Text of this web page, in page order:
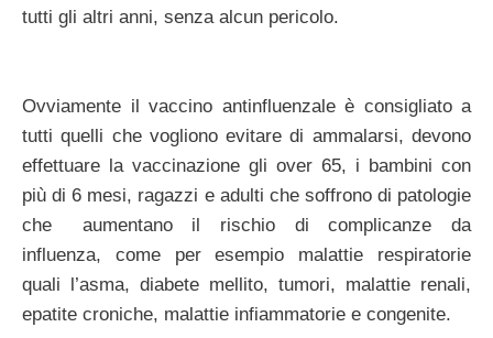
tutti gli altri anni, senza alcun pericolo.
Ovviamente il vaccino antinfluenzale è consigliato a
tutti quelli che vogliono evitare di ammalarsi, devono
effettuare la vaccinazione gli over 65, i bambini con
più di 6 mesi, ragazzi e adulti che soffrono di patologie
che aumentano il rischio di complicanze da
influenza, come per esempio malattie respiratorie
quali l’asma, diabete mellito, tumori, malattie renali,
epatite croniche, malattie infiammatorie e congenite.